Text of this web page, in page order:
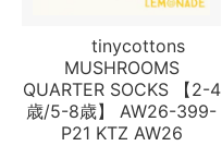
tinycottons
MUSHROOMS
QUARTER SOCKS 【2-4
歳/5-8歳】 AW26-399-
P21 KTZ AW26